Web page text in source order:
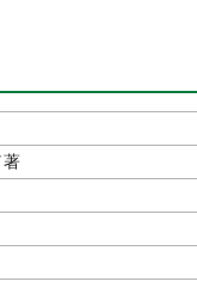
著